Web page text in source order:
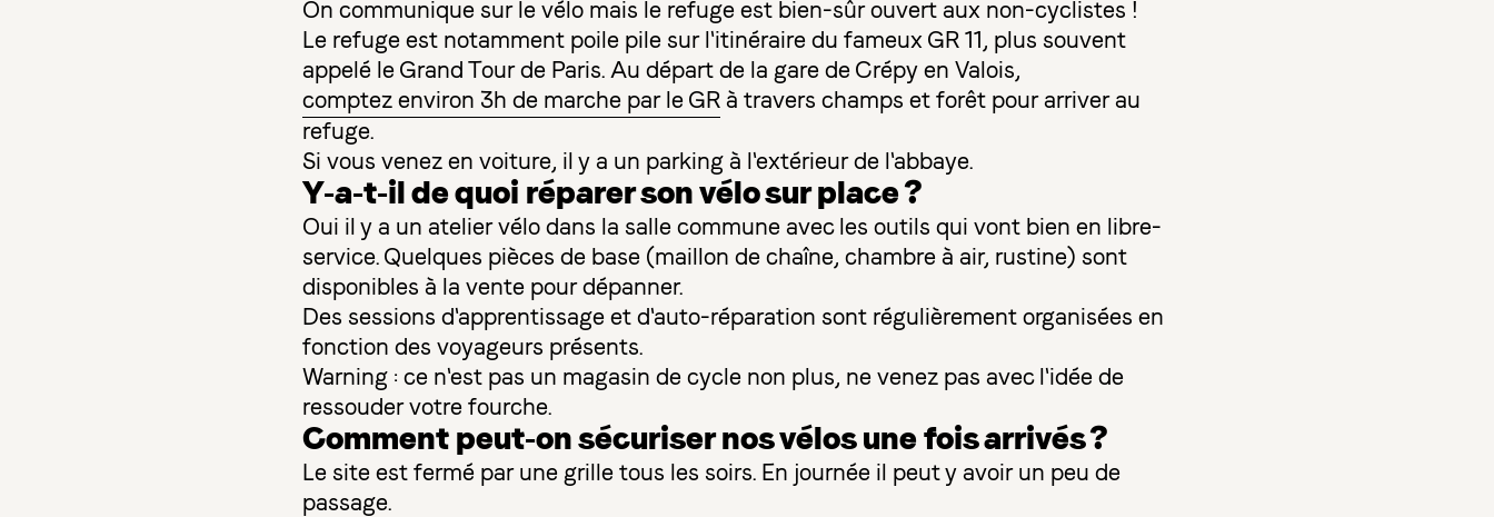
On communique sur le vélo mais le refuge est bien-sûr ouvert aux non-cyclistes !
Le refuge est notamment poile pile sur l'itinéraire du fameux GR 11, plus souvent
appelé le Grand Tour de Paris. Au départ de la gare de Crépy en Valois,
comptez environ 3h de marche par le GRà travers champs et forêt pour arriver au
refuge.
Si vous venez en voiture, il y a un parking à l'extérieur de l'abbaye.
Y-a-t-il de quoi réparer son vélo sur place ?
Oui il y a un atelier vélo dans la salle commune avec les outils qui vont bien en libre-
service. Quelques pièces de base (maillon de chaîne, chambre à air, rustine) sont
disponibles à la vente pour dépanner.
Des sessions d'apprentissage et d'auto-réparation sont régulièrement organisées en
fonction des voyageurs présents.
Warning : ce n'est pas un magasin de cycle non plus, ne venez pas avec l'idée de
ressouder votre fourche.
Comment peut-on sécuriser nos vélos une fois arrivés ?
Le site est fermé par une grille tous les soirs. En journée il peut y avoir un peu de
passage.